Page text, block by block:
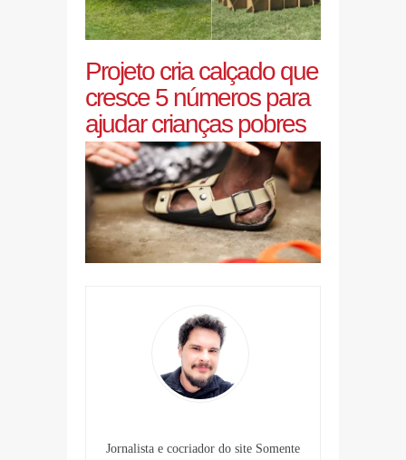
Projeto cria calçado que
cresce 5 números para
ajudar crianças pobres
Jornalista e cocriador do site Somente